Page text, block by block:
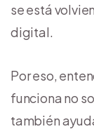
se está
digital.
Por eso,
funciona no
también